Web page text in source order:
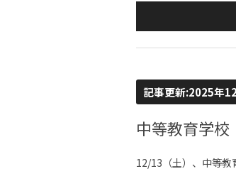
記事更新:2025年
中等教育学校
12/13（土）、中等教